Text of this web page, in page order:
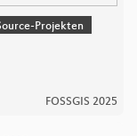
Projekten
FOSSGIS 2025